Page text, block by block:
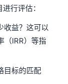
行评估：
收益？这可以
（IRR）等指
目标的匹配